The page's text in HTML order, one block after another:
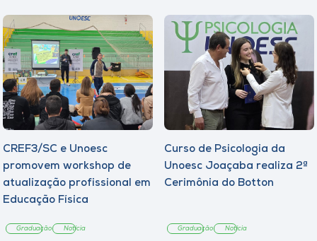
CREF3/SC e Unoesc
promovem workshop de
atualização profissional em
Educação Física
Graduação Notícia
Curso de Psicologia da
Unoesc Joaçaba realiza 2ª
Cerimônia do Botton
Graduação Notícia